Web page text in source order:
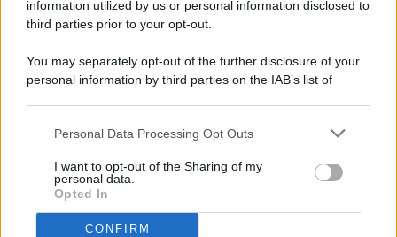
information utilized by us or personal information disclosed to
third parties prior to your opt-out.
You may separately opt-out of the further disclosure of your
personal information by third parties on the IAB’s list of
This information may also be disclosed by us to third parties
disclose it to other third parties.
Personal Data Processing Opt Outs
I want to opt-out of the Sharing of my
personal data.
Opted In
CONFIRM
PREFERENZE PRIVACY